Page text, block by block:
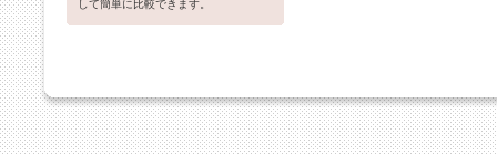
して簡単に比較できます。